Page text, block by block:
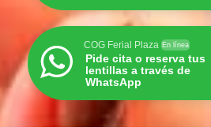
COG Ferial Plaza En línea
Pide cita o reserva tus
lentillas a través de
WhatsApp